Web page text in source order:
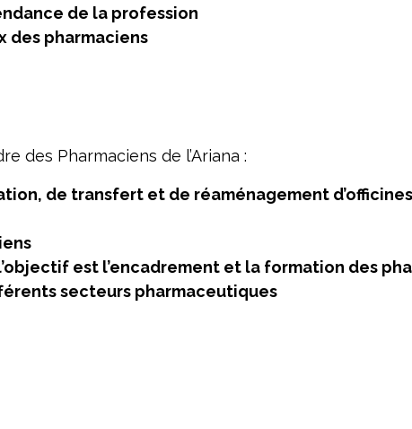
de la profession
des pharmaciens
des Pharmaciens de l’Ariana :
de transfert et de réaménagement d’officines
est l’encadrement et la formation des
secteurs pharmaceutiques